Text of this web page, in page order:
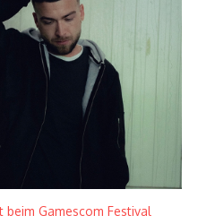
beim Gamescom Festival